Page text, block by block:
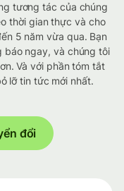
tương tác của chúng
thời gian thực và cho
5 năm vừa qua. Bạn
báo ngay, và chúng tôi
Và với phần tóm tắt
lỡ tin tức mới nhất.
đổi